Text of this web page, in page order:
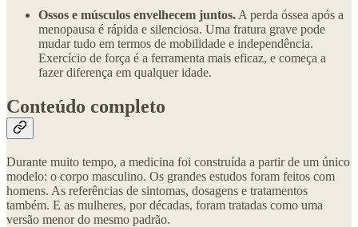
Ossos e músculos envelhecem juntos. A perda óssea após a
menopausa é rápida e silenciosa. Uma fratura grave pode
mudar tudo em termos de mobilidade e independência.
Exercício de força é a ferramenta mais eficaz, e começa a
fazer diferença em qualquer idade.
Conteúdo completo
Durante muito tempo, a medicina foi construída a partir de um único
modelo: o corpo masculino. Os grandes estudos foram feitos com
homens. As referências de sintomas, dosagens e tratamentos
também. E as mulheres, por décadas, foram tratadas como uma
versão menor do mesmo padrão.